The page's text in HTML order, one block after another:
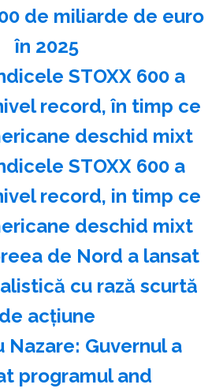
de miliarde de euro
în 2025
STOXX 600 a
record, în timp ce
deschid mixt
STOXX 600 a
record, in timp ce
deschid mixt
de Nord a lansat
cu rază scurtă
de acţiune
Nazare: Guvernul a
programul and